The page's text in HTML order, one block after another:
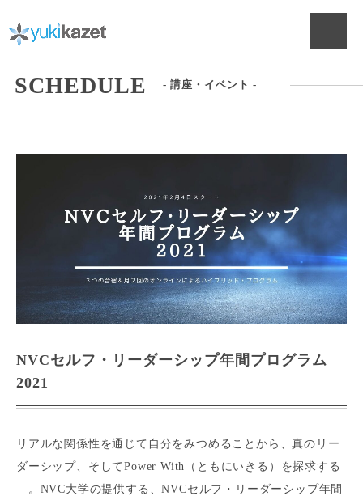
SCHEDULE - 講座・イベント -
NVCセルフ・リーダーシップ年間プログラム
2021
リアルな関係性を通じて自分をみつめることから、真のリー
ダーシップ、そしてPower With（ともにいきる）を探求する
—。NVC大学の提供する、NVCセルフ・リーダーシップ年間